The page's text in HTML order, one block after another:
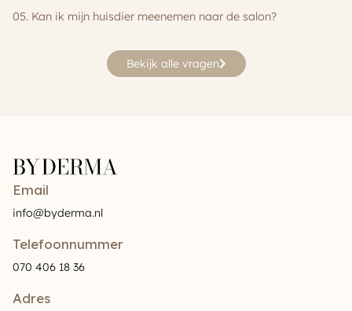
05. Kan ik mijn huisdier meenemen naar de salon?
Bekijk alle vragen
Email
info@byderma.nl
Telefoonnummer
070 406 18 36
Adres